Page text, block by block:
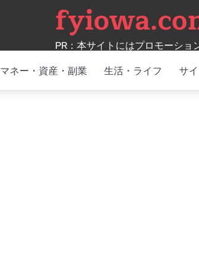
PR：本サイトにはプロモーショ
マネー・資産・副業 生活・ライフ サ